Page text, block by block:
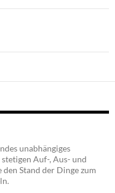
unabhängiges
Auf-, Aus- und
den Stand der Dinge zum